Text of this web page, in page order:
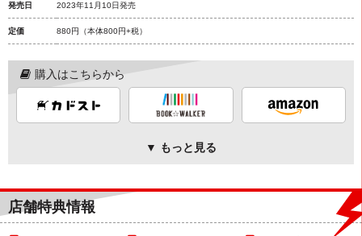
発売日 2023年11月10日発売
定価 880円 （本体800円+税）
購入はこちらから
▼ もっと見る
店舗特典情報